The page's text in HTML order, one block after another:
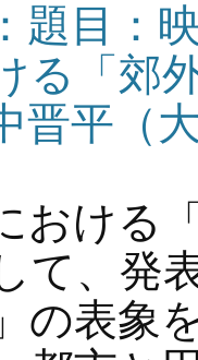
題目：
る「郊
晋平（
おける
て、発
の表象